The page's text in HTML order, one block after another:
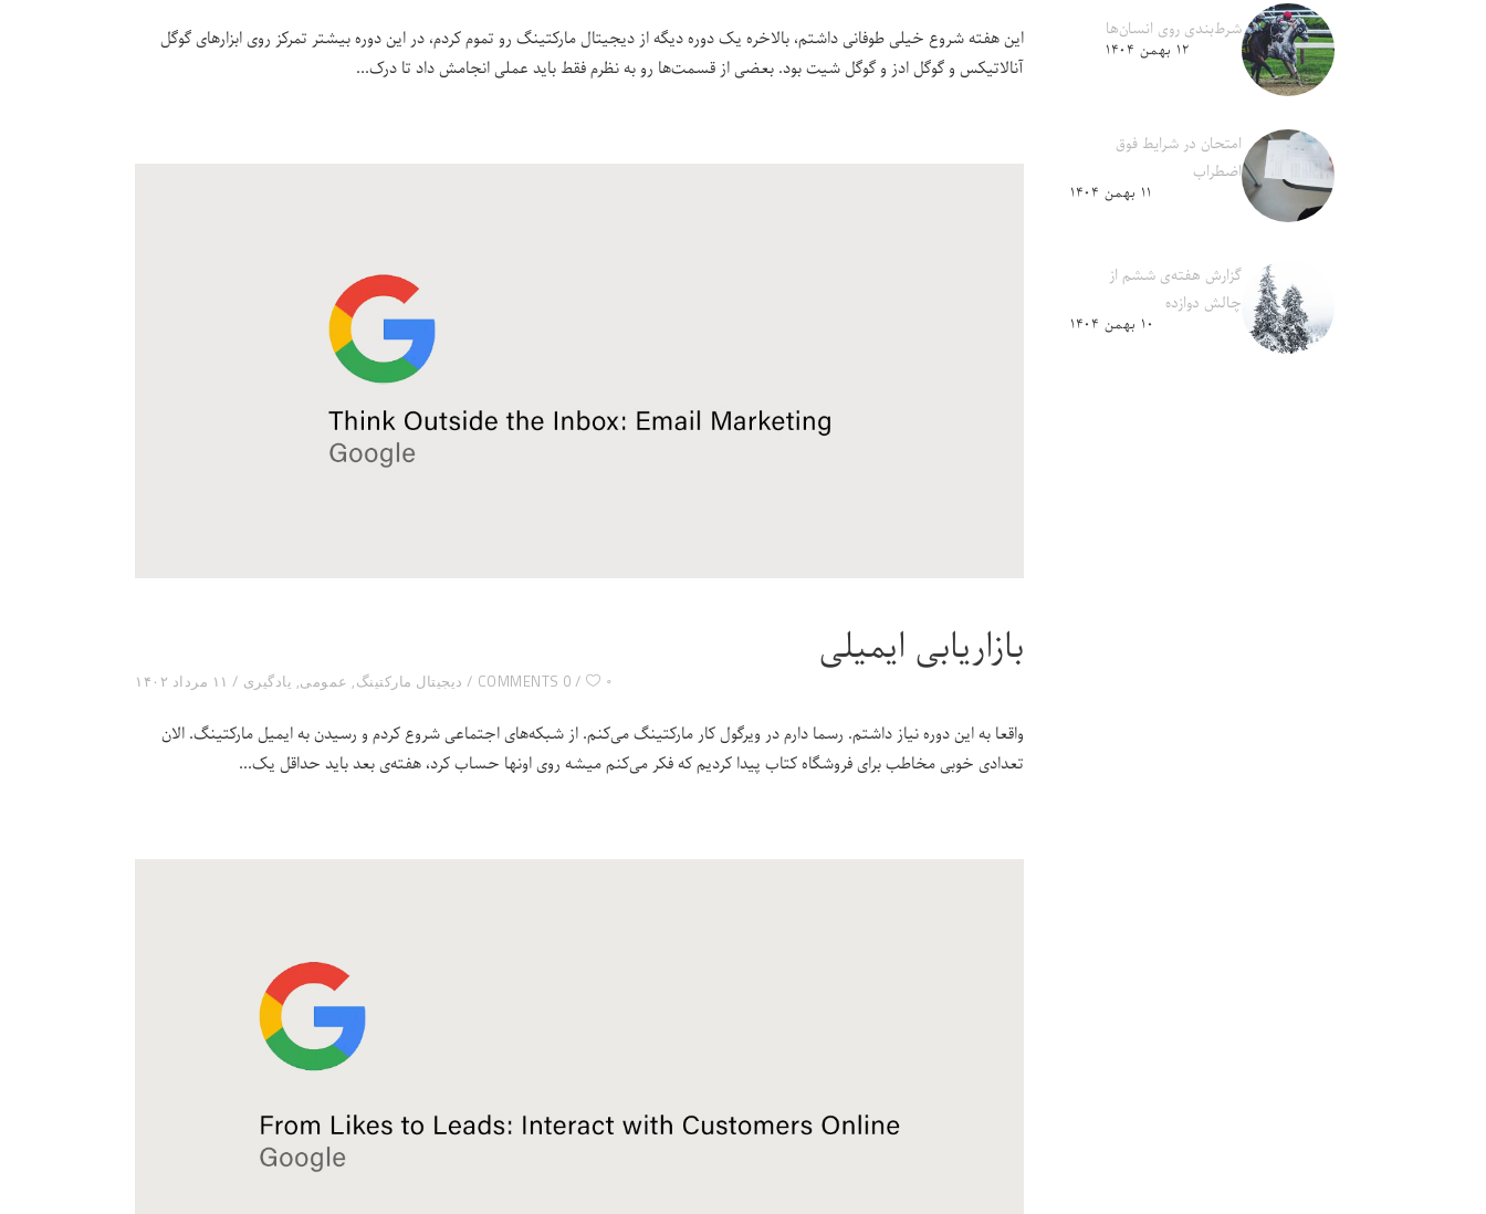
این هفته شروع خیلی طوفانی داشتم، بالاخره یک دوره دیگه از دیجیتال مارکتینگ رو تموم کردم، در این دوره بیشتر تمرکز روی ابزارهای گوگل
آنالاتیکس و گوگل ادز و گوگل شیت بود. بعضی از قسمت‌ها رو به نظرم فقط باید عملی انجامش داد تا درک
بازاریابی ایمیلی
۱۱ مرداد ۱۴۰۲ دیجیتال مارکتینگ, عمومی, یادگیری 0 COMMENTS ۰
واقعا به این دوره نیاز داشتم. رسما دارم در ویرگول کار مارکتینگ می‌کنم. از شبکه‌های اجتماعی شروع کردم و رسیدن به ایمیل مارکتینگ. الان
تعدادی خوبی مخاطب برای فروشگاه کتاب پیدا کردیم که فکر می‌کنم میشه روی اونها حساب کرد، هفته‌ی بعد باید حداقل یک
شرط‌بندی روی انسان‌ها
۱۲ بهمن ۱۴۰۴
امتحان در شرایط فوق
اضطراب
۱۱ بهمن ۱۴۰۴
گزارش هفته‌ی ششم از
چالش دوازده
۱۰ بهمن ۱۴۰۴